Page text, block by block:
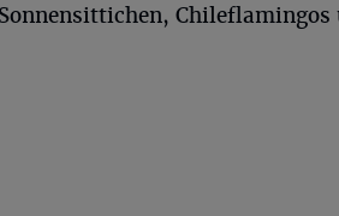
Chileflamingos